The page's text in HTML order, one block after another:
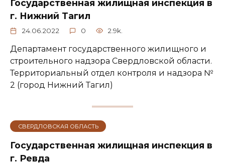
Государственная жилищная инспекция в
г. Нижний Тагил
24.06.2022 0 2.9k.
Департамент государственного жилищного и
строительного надзора Свердловской области.
Территориальный отдел контроля и надзора №
2 (город Нижний Тагил)
СВЕРДЛОВСКАЯ ОБЛАСТЬ
Государственная жилищная инспекция в
г. Ревда